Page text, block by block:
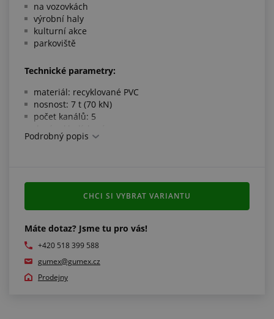
na vozovkách
výrobní haly
kulturní akce
parkoviště
Technické parametry:
materiál: recyklované PVC
nosnost: 7 t (70 kN)
počet kanálů: 5
barva: černožlutá
Podrobný popis
Máte dotaz? Jsme tu pro vás!
+420 518 399 588
gumex@gumex.cz
Prodejny
CHCI SI VYBRAT VARIANTU